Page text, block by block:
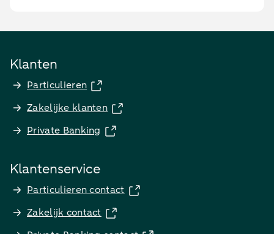
Klanten
Particulieren
Zakelijke klanten
Private Banking
Klantenservice
Particulieren contact
Zakelijk contact